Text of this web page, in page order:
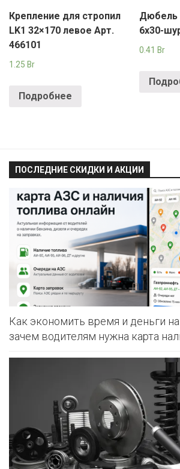
Крепление для стропил
LK1 32×170 левое Арт.
466101
1.25 Br
Подробнее
Дюбель
6х30-
0.41 Br
ПОСЛЕДНИЕ СКИДКИ И АКЦИИ
Как экономить время и деньги на
зачем водителям нужна карта